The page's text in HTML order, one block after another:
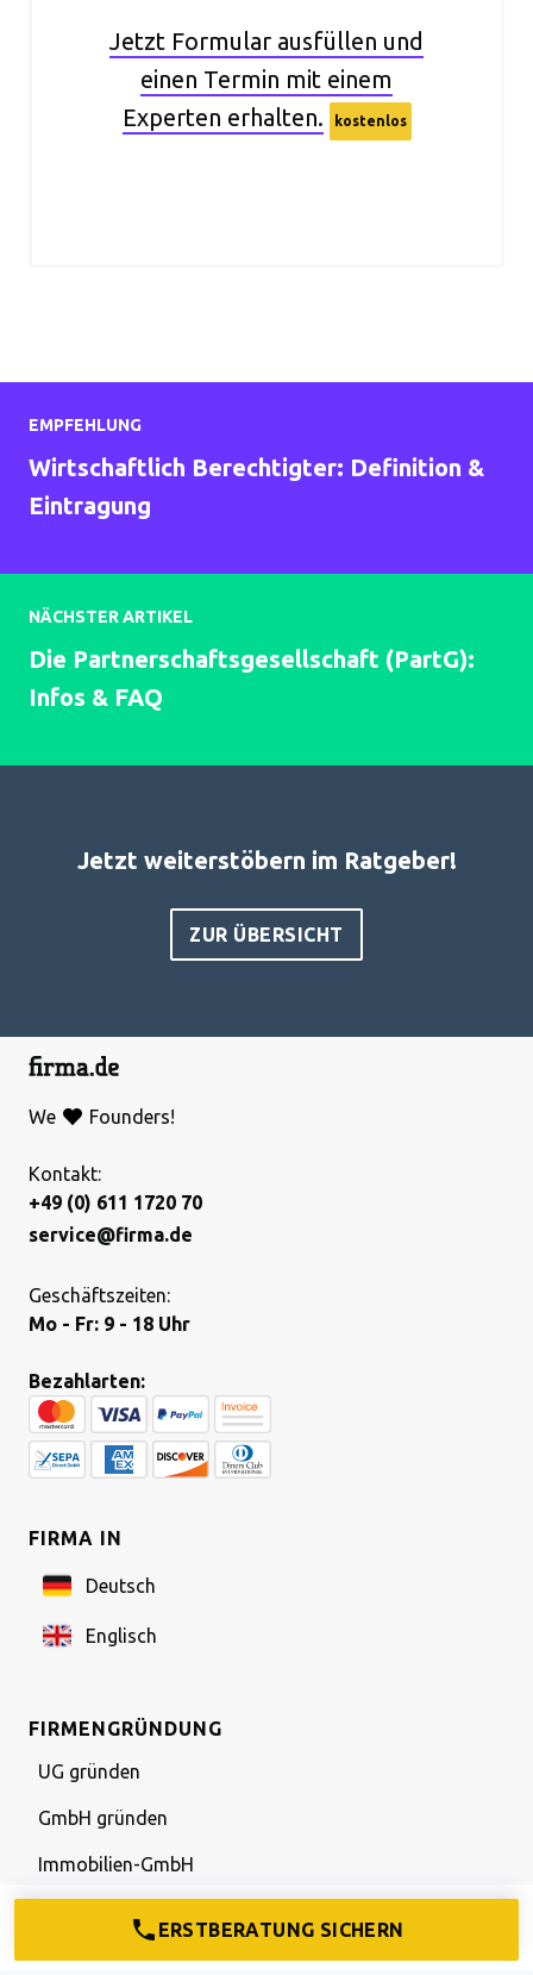
Jetzt Formular ausfüllen und
einen Termin mit einem
Experten erhalten.
kostenlos
EMPFEHLUNG
Wirtschaftlich Berechtigter: Definition &
Eintragung
NÄCHSTER ARTIKEL
Die Partnerschaftsgesellschaft (PartG):
Infos & FAQ
Jetzt weiterstöbern im Ratgeber!
ZUR ÜBERSICHT
We Founders!
Kontakt:
+49 (0) 611 1720 70
service@firma.de
Geschäftszeiten:
Mo - Fr: 9 - 18 Uhr
Bezahlarten:
FIRMA IN
Deutsch
Englisch
FIRMENGRÜNDUNG
UG gründen
GmbH gründen
Immobilien-GmbH
Unternehmensgegenstand
ERSTBERATUNG SICHERN